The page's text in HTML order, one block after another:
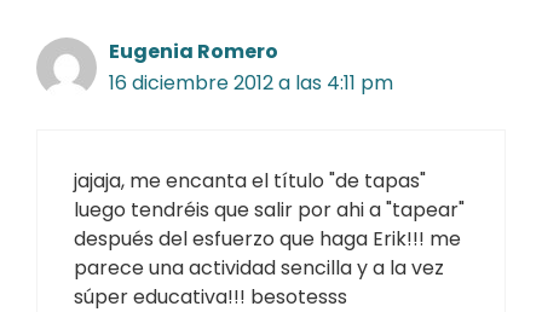
Eugenia Romero
16 diciembre 2012 a las 4:11 pm
jajaja, me encanta el título "de tapas"
luego tendréis que salir por ahi a "tapear"
después del esfuerzo que haga Erik!!! me
parece una actividad sencilla y a la vez
súper educativa!!! besotesss